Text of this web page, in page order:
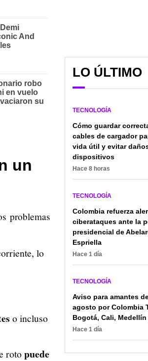
un
problemas
lo
o incluso
rotopuede
LO ÚLTIMO
TECNOLOGÍA
Cómo guardar
cables de cargador
vida útil y evitar
dispositivos
Hace 8 horas
TECNOLOGÍA
Colombia refuerza
ciberataques ante la
presidencial de
Espriella
Hace 1 día
TECNOLOGÍA
Aviso para amantes
agosto por Colombia
Bogotá, Cali, Medellín
Hace 1 día